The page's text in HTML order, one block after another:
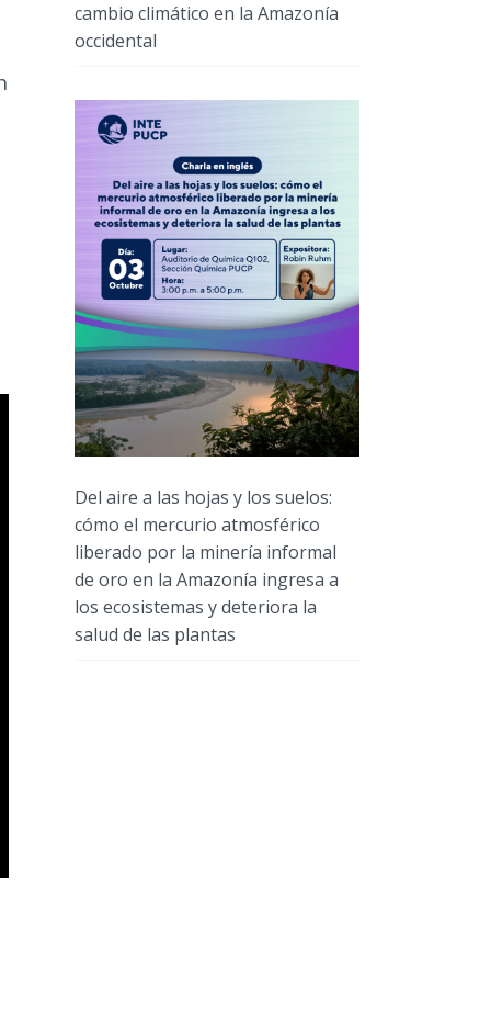
cambio climático en la Amazonía
occidental
Del aire a las hojas y los suelos:
cómo el mercurio atmosférico
liberado por la minería informal
de oro en la Amazonía ingresa a
los ecosistemas y deteriora la
salud de las plantas